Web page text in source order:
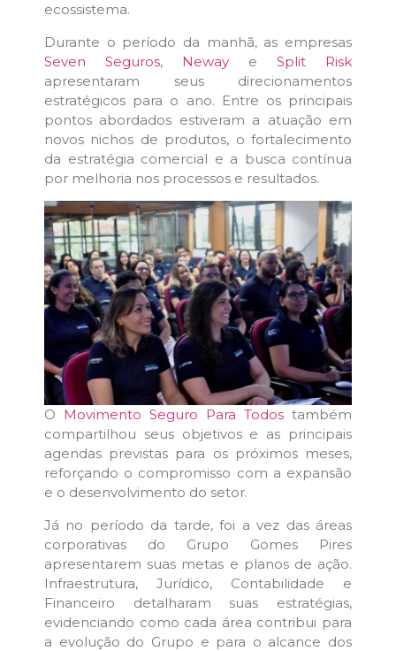
ecossistema.
Durante o período da manhã, as empresas
Seven Seguros, Neway e Split Risk
apresentaram seus direcionamentos
estratégicos para o ano. Entre os principais
pontos abordados estiveram a atuação em
novos nichos de produtos, o fortalecimento
da estratégia comercial e a busca contínua
por melhoria nos processos e resultados.
O Movimento Seguro Para Todos também
compartilhou seus objetivos e as principais
agendas previstas para os próximos meses,
reforçando o compromisso com a expansão
e o desenvolvimento do setor.
Já no período da tarde, foi a vez das áreas
corporativas do Grupo Gomes Pires
apresentarem suas metas e planos de ação.
Infraestrutura, Jurídico, Contabilidade e
Financeiro detalharam suas estratégias,
evidenciando como cada área contribui para
a evolução do Grupo e para o alcance dos